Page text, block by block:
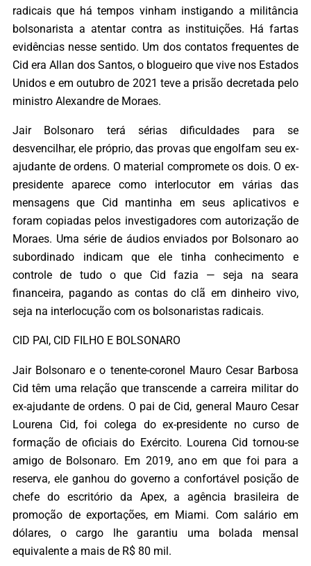
radicais que há tempos vinham instigando a militância
bolsonarista a atentar contra as instituições. Há fartas
evidências nesse sentido. Um dos contatos frequentes de
Cid era Allan dos Santos, o blogueiro que vive nos Estados
Unidos e em outubro de 2021 teve a prisão decretada pelo
ministro Alexandre de Moraes.
Jair Bolsonaro terá sérias dificuldades para se
desvencilhar, ele próprio, das provas que engolfam seu ex-
ajudante de ordens. O material compromete os dois. O ex-
presidente aparece como interlocutor em várias das
mensagens que Cid mantinha em seus aplicativos e
foram copiadas pelos investigadores com autorização de
Moraes. Uma série de áudios enviados por Bolsonaro ao
subordinado indicam que ele tinha conhecimento e
controle de tudo o que Cid fazia — seja na seara
financeira, pagando as contas do clã em dinheiro vivo,
seja na interlocução com os bolsonaristas radicais.
CID PAI, CID FILHO E BOLSONARO
Jair Bolsonaro e o tenente-coronel Mauro Cesar Barbosa
Cid têm uma relação que transcende a carreira militar do
ex-ajudante de ordens. O pai de Cid, general Mauro Cesar
Lourena Cid, foi colega do ex-presidente no curso de
formação de oficiais do Exército. Lourena Cid tornou-se
amigo de Bolsonaro. Em 2019, ano em que foi para a
reserva, ele ganhou do governo a confortável posição de
chefe do escritório da Apex, a agência brasileira de
promoção de exportações, em Miami. Com salário em
dólares, o cargo lhe garantiu uma bolada mensal
equivalente a mais de R$ 80 mil.